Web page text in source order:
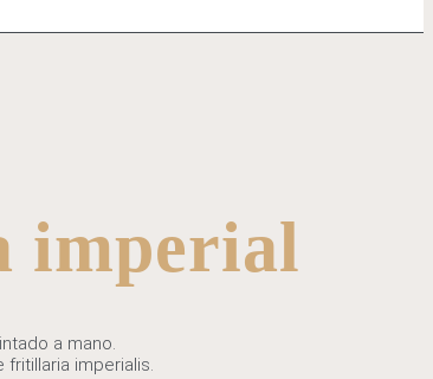
imperial
a mano.
imperialis.